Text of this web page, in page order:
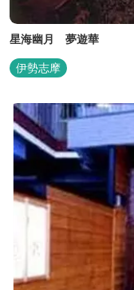
星海幽月 夢遊華
伊勢志摩